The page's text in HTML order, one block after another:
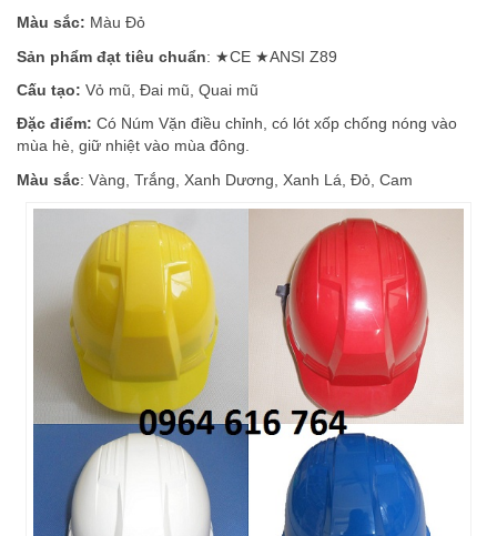
Màu sắc: Màu Đỏ
Sản phẩm đạt tiêu chuẩn: ★CE ★ANSI Z89
Cấu tạo: Vỏ mũ, Đai mũ, Quai mũ
Đặc điểm: Có Núm Vặn điều chỉnh, có lót xốp chống nóng vào
mùa hè, giữ nhiệt vào mùa đông.
Màu sắc: Vàng, Trắng, Xanh Dương, Xanh Lá, Đỏ, Cam